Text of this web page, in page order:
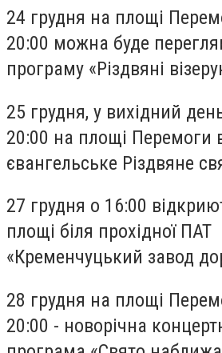
24 грудня на площі
20:00 можна буде
програму «Різдвяні
25 грудня, у вихідний
20:00 на площі Перемоги
євангельське Різдвяне
27 грудня о 16:00
площі біля прохідної ПАТ
«Кременчуцький завод
28 грудня на площі
20:00 - новорічна